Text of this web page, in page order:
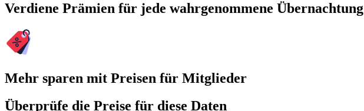
Verdiene Prämien für jede wahrgenommene Übernachtung
Mehr sparen mit Preisen für Mitglieder
Überprüfe die Preise für diese Daten